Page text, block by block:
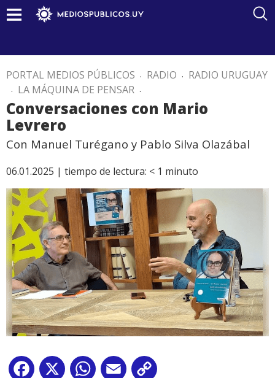
PORTAL MEDIOS PÚBLICOS . RADIO . RADIO URUGUAY
. LA MÁQUINA DE PENSAR .
Conversaciones con Mario
Levrero
Con Manuel Turégano y Pablo Silva Olazábal
06.01.2025 | tiempo de lectura: < 1 minuto
Facebook
X WhatsApp
Email